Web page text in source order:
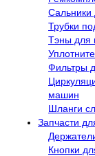
Трубки
Тэны для
Фильтры
машин
Шланги
Запчасти
Кнопки